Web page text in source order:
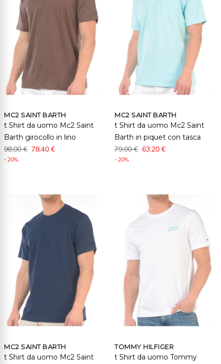
MC2 SAINT BARTH
t Shirt da uomo Mc2 Saint
Barth girocollo in lino
98,00 € 78,40 €
- 20%
MC2 SAINT BARTH
t Shirt da uomo Mc2 Saint
Barth in piquet con tasca
79,00 € 63,20 €
- 20%
MC2 SAINT BARTH
t Shirt da uomo Mc2 Saint
TOMMY HILFIGER
t Shirt da uomo Tommy